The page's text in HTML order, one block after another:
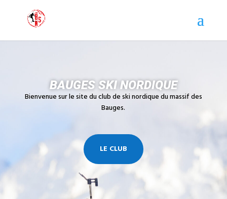
BAUGES SKI NORDIQUE
Bienvenue sur le site du club de ski nordique du massif des
Bauges.
LE CLUB